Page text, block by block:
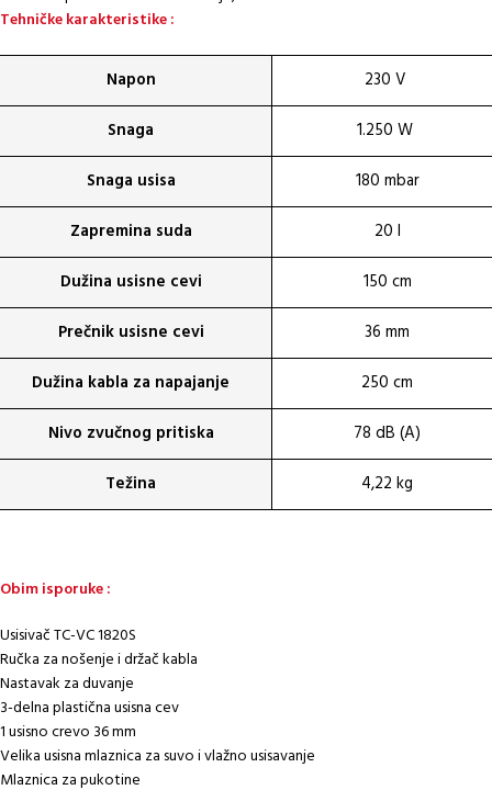
Tehničke karakteristike :
Napon
230 V
Snaga
1.250 W
Snaga usisa
180 mbar
Zapremina suda
20 l
Dužina usisne cevi
150 cm
Prečnik usisne cevi
36 mm
Dužina kabla za napajanje
250 cm
Nivo zvučnog pritiska
78 dB (A)
Težina
4,22 kg
Obim isporuke :
Usisivač TC-VC 1820S
Ručka za nošenje i držač kabla
Nastavak za duvanje
3-delna plastična usisna cev
1 usisno crevo 36 mm
Velika usisna mlaznica za suvo i vlažno usisavanje
Mlaznica za pukotine